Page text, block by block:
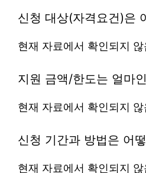
신청 대상(자격요건)은
현재 자료에서 확인되지 않
지원 금액/한도는 얼마
현재 자료에서 확인되지 않
신청 기간과 방법은 어
현재 자료에서 확인되지 않